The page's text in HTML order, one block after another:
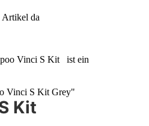
da
Vinci S Kit ist ein
Vinci S Kit Grey"
Kit